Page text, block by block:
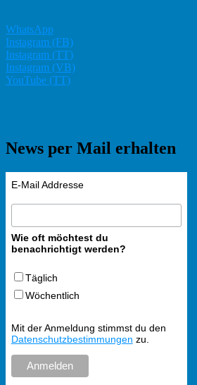
WhatsApp
Instagram (FB)
Instagram (TT)
Instagram (VB)
YouTube (TT)
News per Mail erhalten
E-Mail Addresse
Wie oft möchtest du
benachrichtigt werden?
Täglich
Wöchentlich
Mit der Anmeldung stimmst du den
Datenschutzbestimmungen zu.